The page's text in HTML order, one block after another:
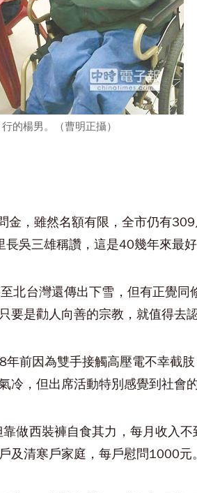
行的楊男。（曹明正攝）
，雖然名額有限，全市仍有
吳三雄稱讚，這是40幾年來最好
北台灣還傳出下雪，但有正覺
是勸人向善的宗教，就值得去認
前因為雙手接觸高壓電不幸截
，但出席活動特別感覺到社會的
做西裝褲自食其力，每月收入
及清寒戶家庭，每戶慰問1000元。